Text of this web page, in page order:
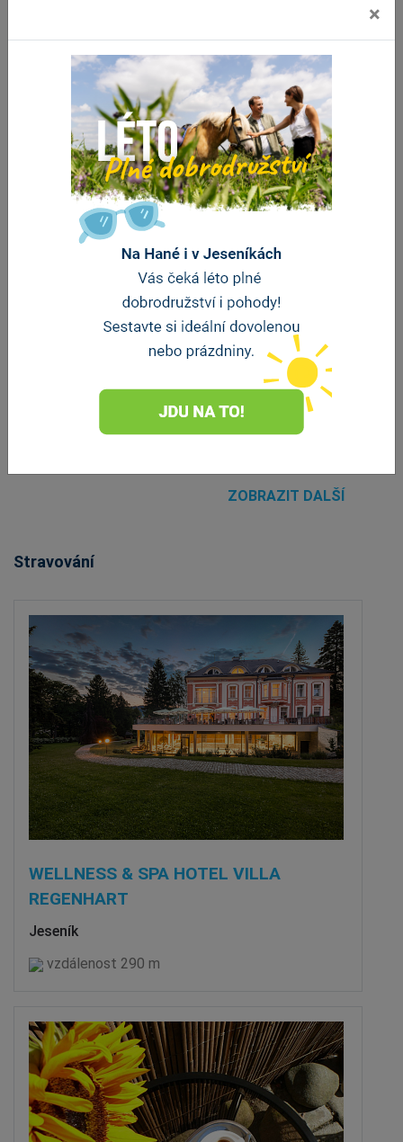
WELLNESS & SPA HOTEL VILLA
vzdálenost 290 m
ZOBRAZIT DALŠÍ
Stravování
WELLNESS & SPA HOTEL VILLA
REGENHART
Jeseník
vzdálenost 290 m
×